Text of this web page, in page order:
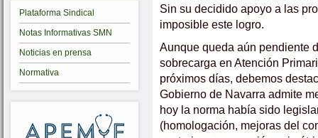
Plataforma Sindical
Notas Informativas SMN
Noticias en prensa
Normativa
Sin su decidido apoyo a las
imposible este logro.
Aunque queda aún pendiente
sobrecarga en Atención
próximos días, debemos
Gobierno de Navarra admite
hoy la norma había sido
(homologación, mejoras del